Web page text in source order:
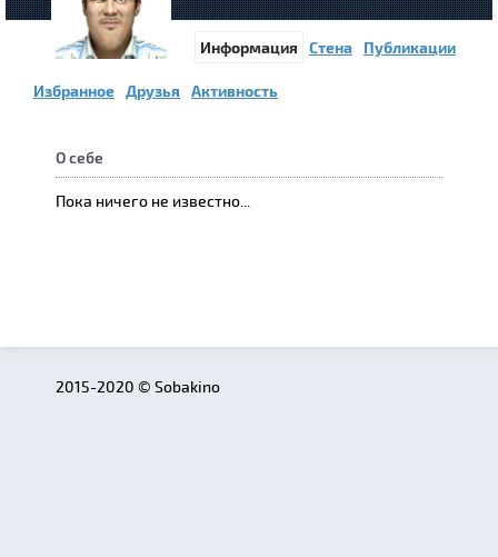
Информация Стена Публикации
Избранное Друзья Активность
О себе
Пока ничего не известно...
2015-2020 © Sobakino